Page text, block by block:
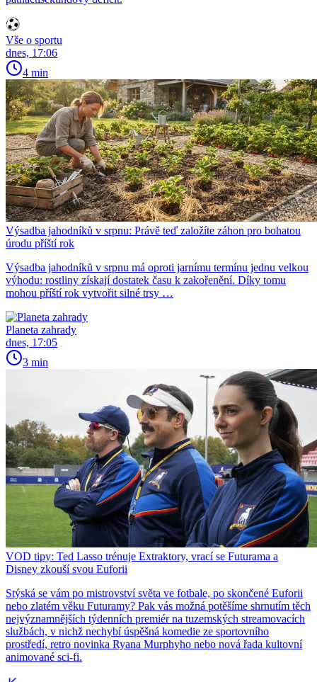
Vše o sportu
dnes, 17:06
4 min
Výsadba jahodníků v srpnu: Právě teď založíte záhon pro bohatou
úrodu příští rok
Výsadba jahodníků v srpnu má oproti jarnímu termínu jednu velkou
výhodu: rostliny získají dostatek času k zakořenění. Díky tomu
mohou příští rok vytvořit silné trsy …
Planeta zahrady
dnes, 17:05
3 min
VOD tipy: Ted Lasso trénuje Extraktory, vrací se Futurama a
Disney zkouší svou Euforii
Stýská se vám po mistrovství světa ve fotbale, po skončené Euforii
nebo zlatém věku Futuramy? Pak vás možná potěšíme shrnutím těch
nejvýznamnějších týdenních premiér na tuzemských streamovacích
službách, v nichž nechybí úspěšná komedie ze sportovního
prostředí, retro novinka Ryana Murphyho nebo nová řada kultovní
animované sci-fi.